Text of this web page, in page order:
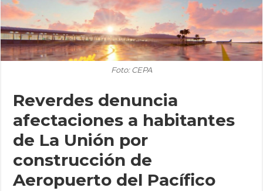
Foto: CEPA
Reverdes denuncia
afectaciones a habitantes
de La Unión por
construcción de
Aeropuerto del Pacífico